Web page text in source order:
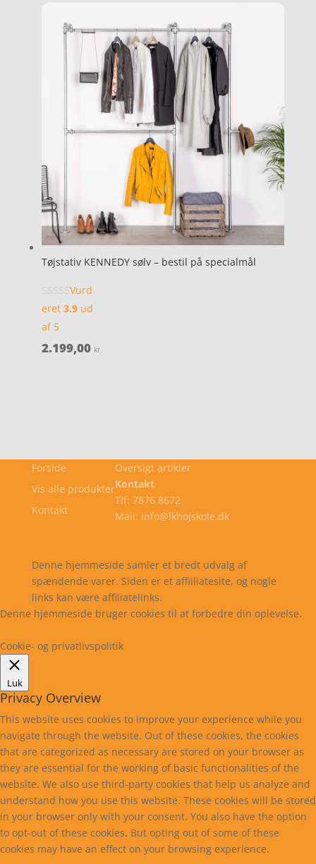
Tøjstativ KENNEDY sølv – bestil på specialmål
Vurd
eret 3.9ud
af 5
2.199,00 kr.
Forside
Vis alle produkter
Kontakt
Oversigt artikler
Kontakt
Tlf: 7876 8672
Mail: info@lkhojskole.dk
Denne hjemmeside samler et bredt udvalg af
spændende varer. Siden er et affiiliatesite, og nogle
links kan være affiliatelinks.
Denne hjemmeside bruger cookies til at forbedre din oplevelse.
Cookie- og privatlivspolitik
Luk
Privacy Overview
This website uses cookies to improve your experience while you
navigate through the website. Out of these cookies, the cookies
that are categorized as necessary are stored on your browser as
they are essential for the working of basic functionalities of the
website. We also use third-party cookies that help us analyze and
understand how you use this website. These cookies will be stored
in your browser only with your consent. You also have the option
to opt-out of these cookies. But opting out of some of these
cookies may have an effect on your browsing experience.